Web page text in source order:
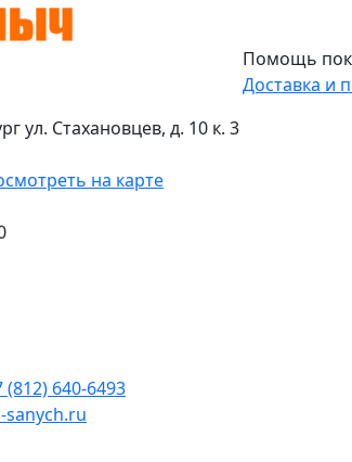
ул. Стахановцев, д. 10 к. 3
на карте
(812) 640-6493
sanych.ru
Помощь
Доставка и